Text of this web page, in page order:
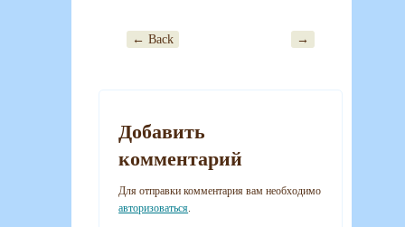
Post navigation
← Back →
Добавить
комментарий
Для отправки комментария вам необходимо
авторизоваться.